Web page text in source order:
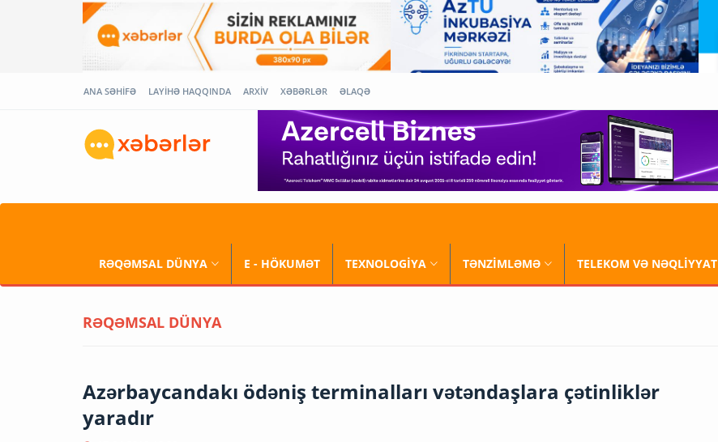
ANA SƏHİFƏ LAYİHƏ HAQQINDA ARXİV XƏBƏRLƏR ƏLAQƏ
RƏQƏMSAL DÜNYA E - HÖKUMƏT TEXNOLOGİYA TƏNZİMLƏMƏ TELEKOM VƏ NƏQLİYYAT
RƏQƏMSAL DÜNYA
Azərbaycandakı ödəniş terminalları vətəndaşlara çətinliklər
yaradır